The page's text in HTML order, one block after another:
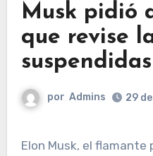
Musk pidió
que revise
suspendidas
por Admins 29
Elon Musk, el flamante propietario de Twitter,